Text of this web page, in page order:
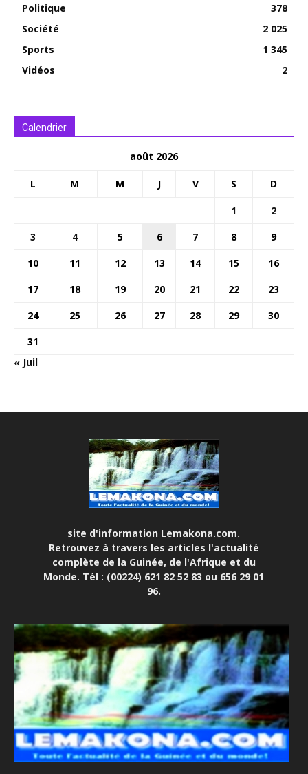
Politique
378
Société
2 025
Sports
1 345
Vidéos
2
Calendrier
août 2026
L M M J V S D
1
2
3
4 5 6 7 8
9
10
11 12 13 14 15
16
17
18 19 20 21 22
23
24
25 26 27 28 29
30
31
« Juil
site d'information Lemakona.com.
Retrouvez à travers les articles l'actualité
complète de la Guinée, de l'Afrique et du
Monde. Tél : (00224) 621 82 52 83 ou 656 29 01
96.